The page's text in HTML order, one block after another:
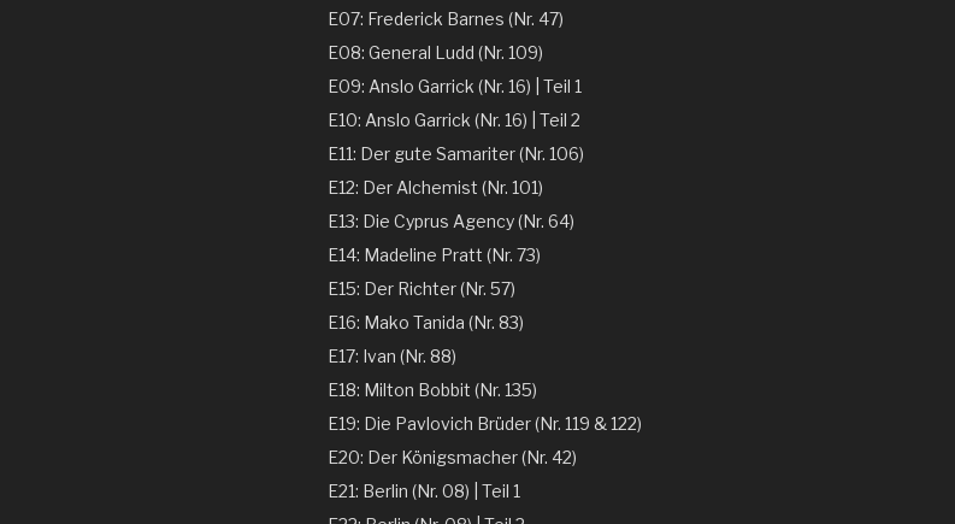
E07: Frederick Barnes (Nr. 47)
E08: General Ludd (Nr. 109)
E09: Anslo Garrick (Nr. 16) | Teil 1
E10: Anslo Garrick (Nr. 16) | Teil 2
E11: Der gute Samariter (Nr. 106)
E12: Der Alchemist (Nr. 101)
E13: Die Cyprus Agency (Nr. 64)
E14: Madeline Pratt (Nr. 73)
E15: Der Richter (Nr. 57)
E16: Mako Tanida (Nr. 83)
E17: Ivan (Nr. 88)
E18: Milton Bobbit (Nr. 135)
E19: Die Pavlovich Brüder (Nr. 119 & 122)
E20: Der Königsmacher (Nr. 42)
E21: Berlin (Nr. 08) | Teil 1